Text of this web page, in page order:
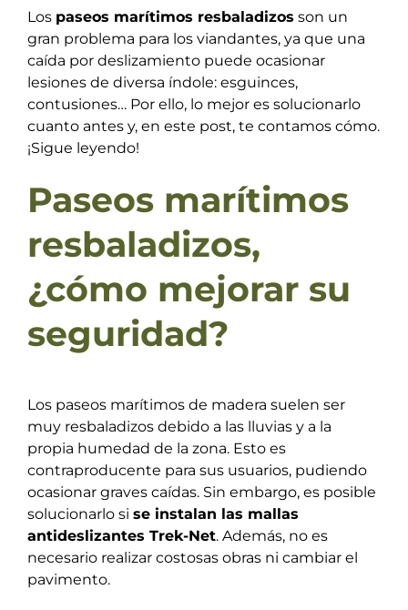
Los paseos marítimos resbaladizos son un
gran problema para los viandantes, ya que una
caída por deslizamiento puede ocasionar
lesiones de diversa índole: esguinces,
contusiones… Por ello, lo mejor es solucionarlo
cuanto antes y, en este post, te contamos cómo.
¡Sigue leyendo!
Paseos marítimos
resbaladizos,
¿cómo mejorar su
seguridad?
Los paseos marítimos de madera suelen ser
muy resbaladizos debido a las lluvias y a la
propia humedad de la zona. Esto es
contraproducente para sus usuarios, pudiendo
ocasionar graves caídas. Sin embargo, es posible
solucionarlo si se instalan las mallas
antideslizantes Trek-Net. Además, no es
necesario realizar costosas obras ni cambiar el
pavimento.